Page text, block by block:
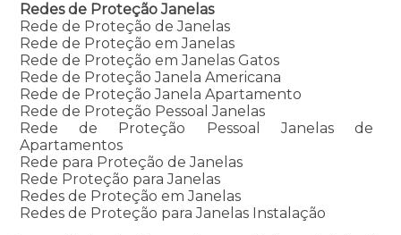
Redes de Proteção Janelas
Rede de Proteção de Janelas
Rede de Proteção em Janelas
Rede de Proteção em Janelas Gatos
Rede de Proteção Janela Americana
Rede de Proteção Janela Apartamento
Rede de Proteção Pessoal Janelas
Rede de Proteção Pessoal Janelas de
Apartamentos
Rede para Proteção de Janelas
Rede Proteção para Janelas
Redes de Proteção em Janelas
Redes de Proteção para Janelas Instalação